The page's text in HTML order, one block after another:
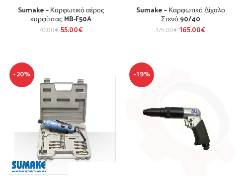
Sumake – Καρφωτικό αέρος
καρφίτσας MB-F50A
70.00€55.00€
Sumake – Καρφωτικό Δίχαλο
Στενό 90/40
175.00€165.00€
-20% -19%